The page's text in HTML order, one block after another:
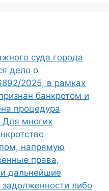
суда города
дело о
2025, в рамках
банкротом и
процедура
Для многих
напрямую
права,
дальнейшие
либо